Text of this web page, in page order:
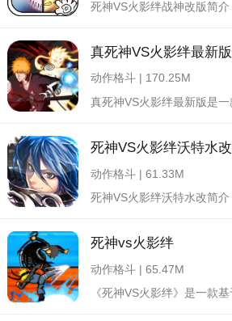
真死神VS火影绊最新版
动作格斗 | 170.25M
死神VS火影绊沃特水改
动作格斗 | 61.33M
死神vs火影绊
动作格斗 | 65.47M